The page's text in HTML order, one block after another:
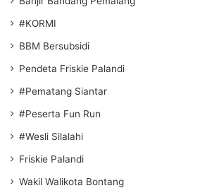
#KORMI
BBM Bersubsidi
Pendeta Friskie Palandi
#Pematang Siantar
#Peserta Fun Run
#Wesli Silalahi
Friskie Palandi
Wakil Walikota Bontang